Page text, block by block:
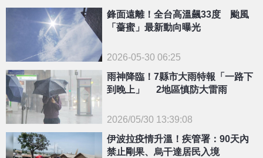
{PLAYICON}
鋒面遠離！全台高溫飆33度 颱風
「薔蜜」最新動向曝光
2026-05-30 06:25
{PLAYICON}
雨神降臨！7縣市大雨特報「一路下
到晚上」 2地區慎防大雷雨
2026/05/30 13:39:08
伊波拉疫情升溫！疾管署：90天內
禁止剛果、烏干達居民入境